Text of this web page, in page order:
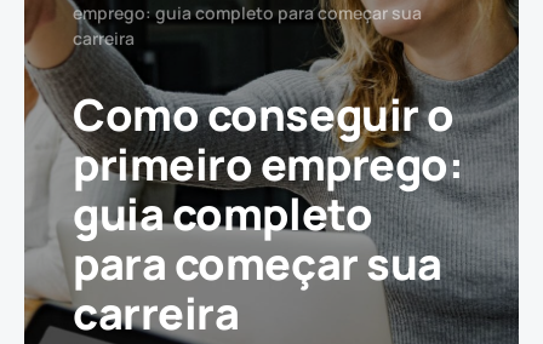
emprego: guia completo para começar sua
carreira
Como conseguir o
primeiro emprego:
guia completo
para começar sua
carreira